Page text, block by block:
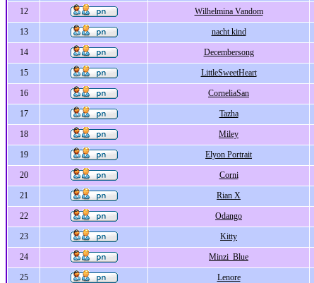
12 Wilhelmina Vandom
13 nacht kind
14 Decembersong
15 LittleSweetHeart
16 CorneliaSan
17 Tazha
18 Miley
19 Elyon Portrait
20 Corni
21 Rian X
22 Odango
23 Kitty
24 Minzi_Blue
25 Lenore